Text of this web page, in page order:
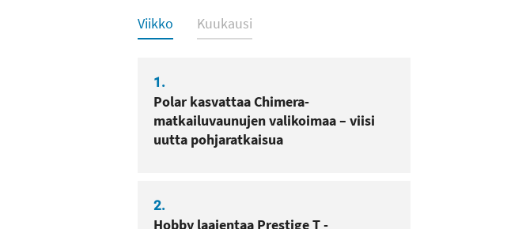
Luetuimmat
Viikko Kuukausi
1.
Polar kasvattaa Chimera-
matkailuvaunujen valikoimaa – viisi
uutta pohjaratkaisua
2.
Hobby laajentaa Prestige T -